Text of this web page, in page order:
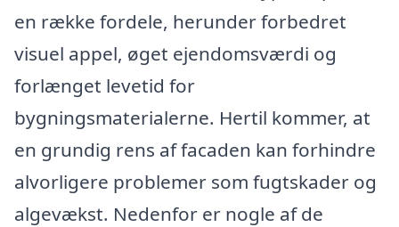
en række fordele, herunder forbedret
visuel appel, øget ejendomsværdi og
forlænget levetid for
bygningsmaterialerne. Hertil kommer, at
en grundig rens af facaden kan forhindre
alvorligere problemer som fugtskader og
algevækst. Nedenfor er nogle af de